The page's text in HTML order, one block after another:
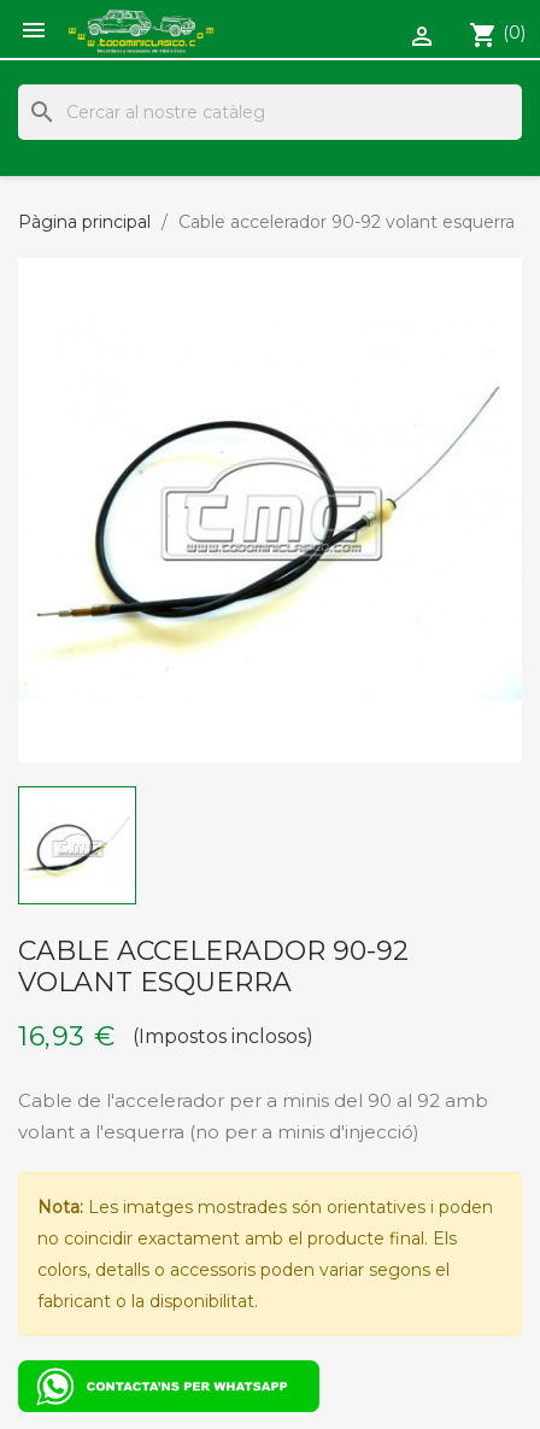
 shopping_cart (0)

search
Pàgina principal Cable accelerador 90-92 volant esquerra
CABLE ACCELERADOR 90-92
VOLANT ESQUERRA
16,93 €
(Impostos inclosos)
Cable de l'accelerador per a minis del 90 al 92 amb
volant a l'esquerra (no per a minis d'injecció)
Nota: Les imatges mostrades són orientatives i poden
no coincidir exactament amb el producte final. Els
colors, detalls o accessoris poden variar segons el
fabricant o la disponibilitat.